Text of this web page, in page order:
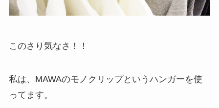
このさり気なさ！！
私は、MAWAのモノクリップというハンガーを使
ってます。